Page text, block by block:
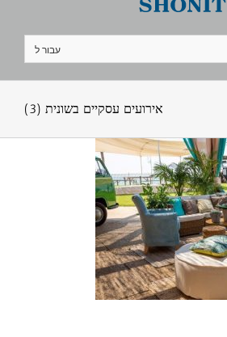
עבור ל
אירועים עסקיים בשונית (3)